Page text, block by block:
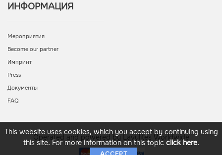
ИНФОРМАЦИЯ
Мероприятия
Become our partner
Импринт
Press
Документы
FAQ
Operated and powered by Lavylites Worldwide
This website uses cookies, which you accept by continuing using
this site. For more information on this topic click here.